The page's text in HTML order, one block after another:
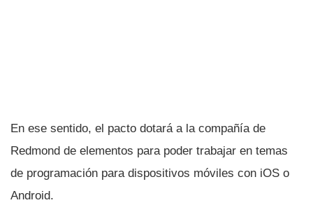
En ese sentido, el pacto dotará a la compañí­a de
Redmond de elementos para poder trabajar en temas
de programación para dispositivos móviles con iOS o
Android.